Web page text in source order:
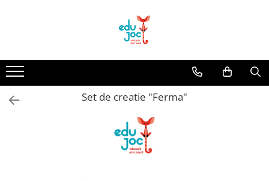
1-2 ani
3-4 ani
5-7 ani
Set de creatie "Ferma"